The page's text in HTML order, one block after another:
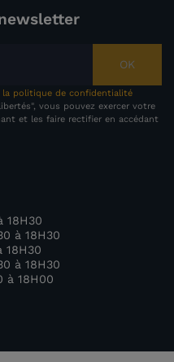
OK
politique de confidentialité
vous pouvez exercer votre
et les faire rectifier en accédant
18H30
à 18H30
18H30
à 18H30
à 18H00